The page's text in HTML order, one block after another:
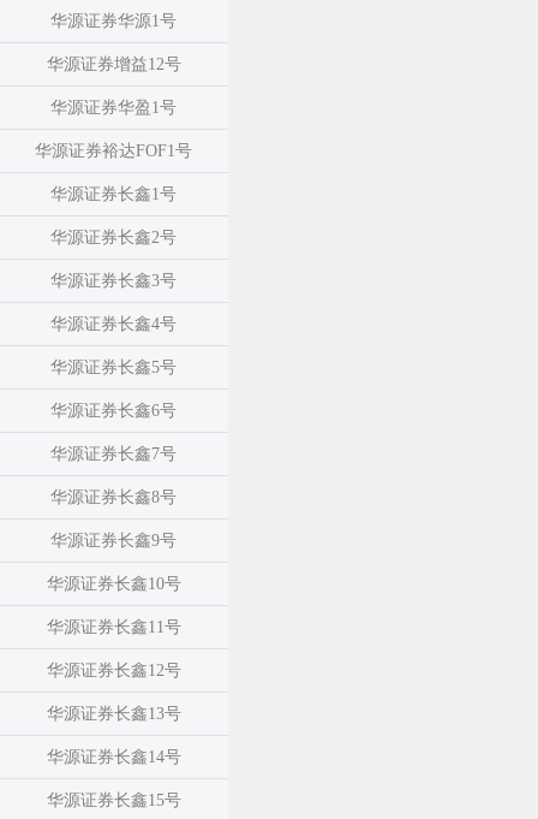
华源证券华源1号
华源证券增益12号
华源证券华盈1号
华源证券裕达FOF1号
华源证券长鑫1号
华源证券长鑫2号
华源证券长鑫3号
华源证券长鑫4号
华源证券长鑫5号
华源证券长鑫6号
华源证券长鑫7号
华源证券长鑫8号
华源证券长鑫9号
华源证券长鑫10号
华源证券长鑫11号
华源证券长鑫12号
华源证券长鑫13号
华源证券长鑫14号
华源证券长鑫15号